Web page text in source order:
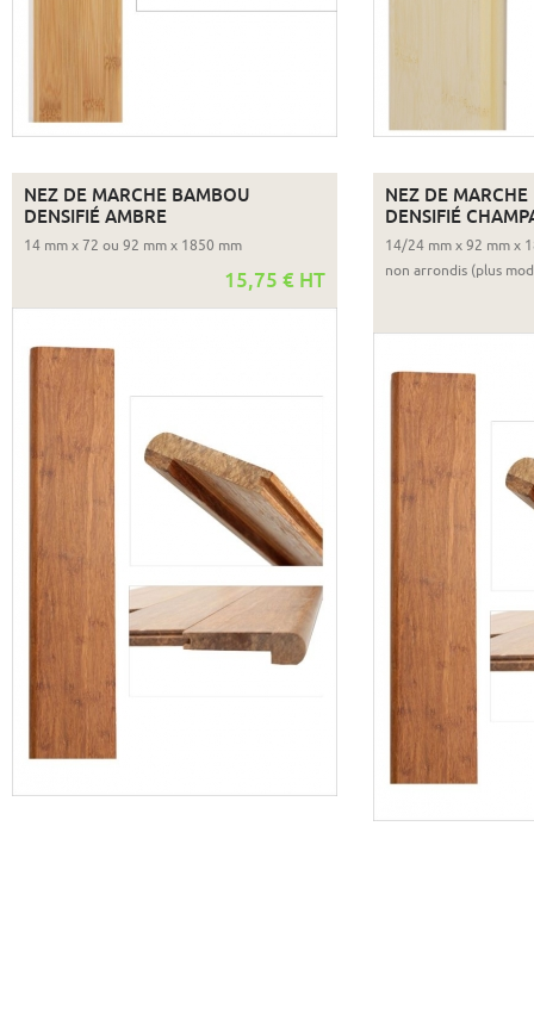
NEZ DE MARCHE BAMBOU
DENSIFIÉ AMBRE
14 mm x 72 ou 92 mm x 1850 mm
15,75 € HT
NEZ DE
DENSIFIÉ
14/24 mm x 92 mm x
non arrondis (plus